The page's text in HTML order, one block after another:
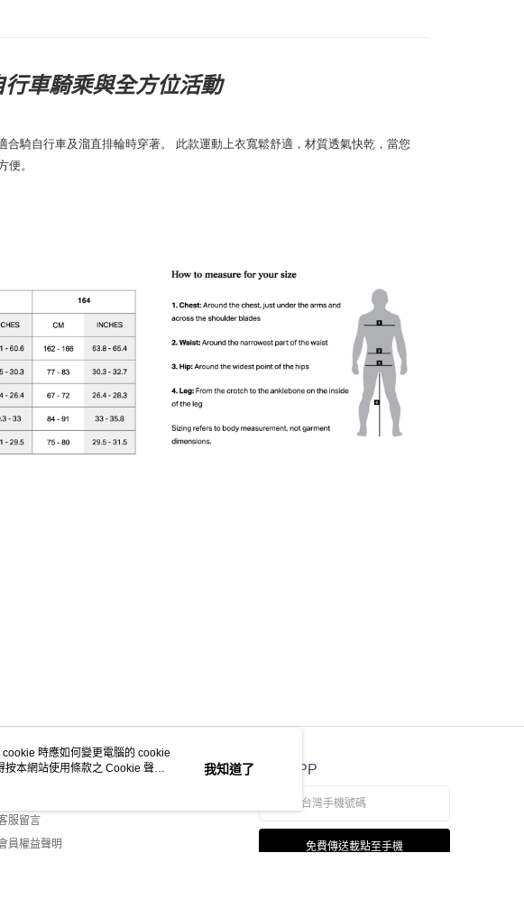
車騎乘與全方位活動
騎自行車及溜直排輪時穿著。 此款運動上衣寬鬆舒適，材質透氣快乾，當您
。
服資訊
服留言
員權益聲明
官方APP
免費傳送載點至手機
時應如何變更電腦的 cookie
按本網站使用條款之 Cookie 聲明
我知道了